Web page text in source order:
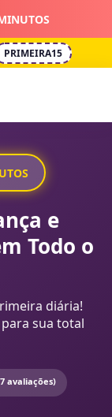
PRIMEIRA15
e
Todo o
diária!
sua total
avaliações)